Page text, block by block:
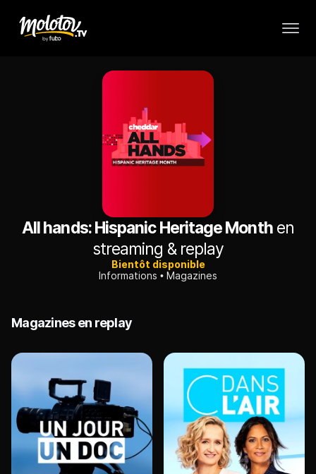
All hands: Hispanic Heritage Monthen
streaming & replay
Bientôt disponible
Informations
Magazines
Magazines en replay